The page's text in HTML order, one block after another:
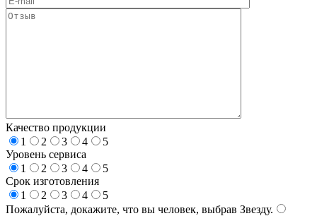
Качество продукции
1
2 3 4
5
Уровень сервиса
1
2 3 4
5
Срок изготовления
1
2 3 4
5
Пожалуйста, докажите, что вы человек, выбрав Звезду.